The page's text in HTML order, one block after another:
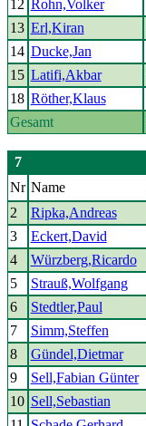
12 Rohn,Volker
13 Erl,Kiran
14 Ducke,Jan
15 Latifi,Akbar
18 Röther,Klaus
Gesamt
7
Nr Name
2
Ripka,Andreas
3
Eckert,David
4
Würzberg,Ricardo
5
Strauß,Wolfgang
6
Stedtler,Paul
7
Simm,Steffen
8
Gündel,Dietmar
9
Sell,Fabian Günter
10 Sell,Sebastian